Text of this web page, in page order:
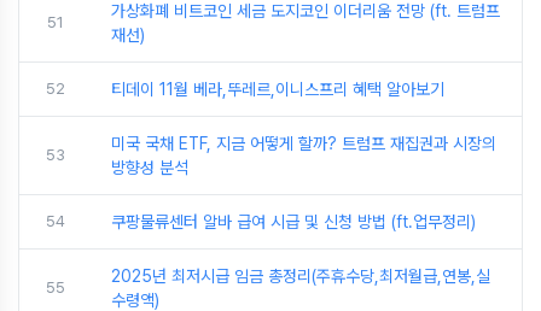
51
가상화폐 비트코인 세금 도지코인 이더리움 전망 (ft. 트럼프
재선)
52 티데이 11월 베라,뚜레르,이니스프리 혜택 알아보기
53
미국 국채 ETF, 지금 어떻게 할까? 트럼프 재집권과 시장의
방향성 분석
54 쿠팡물류센터 알바 급여 시급 및 신청 방법 (ft.업무정리)
55
2025년 최저시급 임금 총정리(주휴수당,최저월급,연봉,실
수령액)